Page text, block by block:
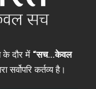
के दौर में “सच…केवल
सर्वोपरि कर्तव्य है।